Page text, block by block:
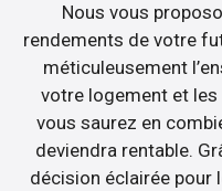
Nous vous
rendements de votre
méticuleusement
votre logement et
vous saurez en
deviendra rentable.
décision éclairée pour